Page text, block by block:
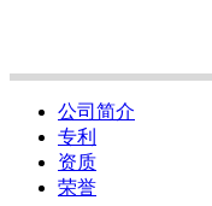
公司简介
专利
资质
荣誉